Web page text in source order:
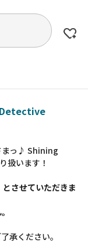
Detective
まっ♪ Shining
扱います！
させていただきま
承ください。